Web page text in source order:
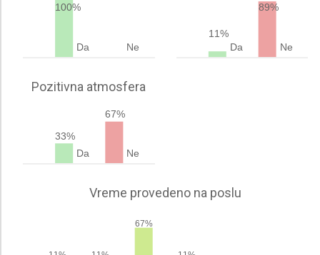
100%
Da Ne
11%
Da
89%
Ne
Pozitivna atmosfera
33%
Da
67%
Ne
Vreme provedeno na poslu
67%